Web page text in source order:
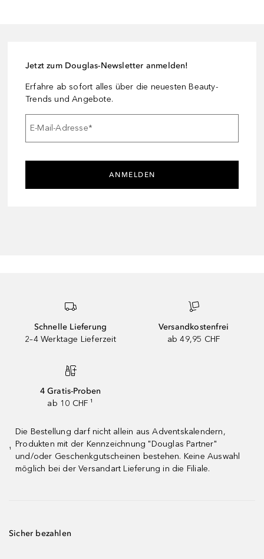
Jetzt zum Douglas-Newsletter anmelden!
Erfahre ab sofort alles über die neuesten Beauty-
Trends und Angebote.
E-Mail-Adresse*
ANMELDEN
Schnelle Lieferung
2–4 Werktage Lieferzeit
Versandkostenfrei
ab 49,95 CHF
4 Gratis-Proben
ab 10 CHF ¹
¹
Die Bestellung darf nicht allein aus Adventskalendern,
Produkten mit der Kennzeichnung "Douglas Partner"
und/oder Geschenkgutscheinen bestehen. Keine Auswahl
möglich bei der Versandart Lieferung in die Filiale.
Sicher bezahlen